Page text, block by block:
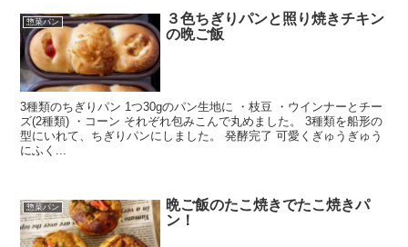
惣菜パン
３色ちぎりパンと照り焼きチキン
の晩ご飯
3種類のちぎりパン 1つ30gのパン生地に ・枝豆 ・ウインナーとチー
ズ(2種類) ・コーン それぞれ包みこんで丸めました。 3種類を船形の
型にいれて、ちぎりパンにしました。 発酵完了 可愛くぎゅうぎゅう
にふく...
惣菜パン
晩ご飯のたこ焼きでたこ焼きパ
ン！